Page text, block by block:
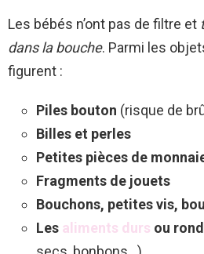
Les bébés n’ont pas de filtre et
dans la bouche. Parmi les
figurent :
Piles bouton (risque de
Billes et perles
Petites pièces de
Fragments de jouets
Bouchons, petites vis,
Les aliments durs ou